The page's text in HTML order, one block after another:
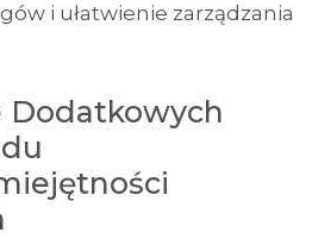
i ułatwienie zarządzania
Dodatkowych